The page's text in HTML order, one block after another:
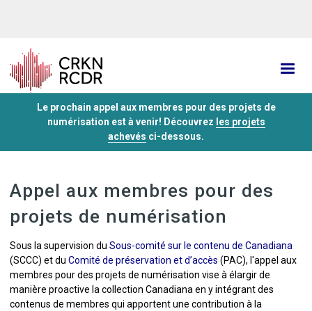
principal
Le prochain appel aux membres pour des projets de
numérisation està venir! Découvrez les projets
achevés ci-dessous.
Appel aux membres pour des
projets de numérisation
Sous la supervision du Sous-comité sur le contenu de Canadiana
(SCCC) et du Comité de préservation et d’accès (PAC), l'appel aux
membres pour des projets de numérisation vise à élargir de
manière proactive la collection Canadiana en y intégrant des
contenus de membres qui apportent une contribution à la